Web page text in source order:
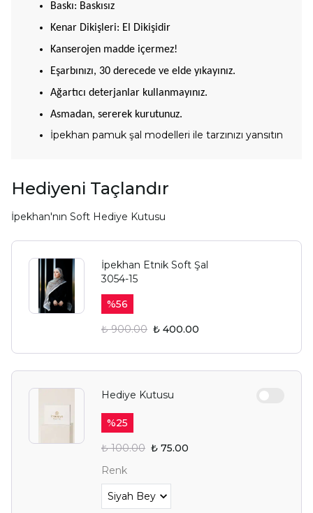
Baskı: Baskısız
Kenar Dikişleri: El Dikişidir
Kanserojen madde içermez!
Eşarbınızı, 30 derecede ve elde yıkayınız.
Ağartıcı deterjanlar kullanmayınız.
Asmadan, sererek kurutunuz.
İpekhan pamuk şal modelleri ile tarzınızı yansıtın
Hediyeni Taçlandır
İpekhan'nın Soft Hediye Kutusu
İpekhan Etnik Soft Şal
3054-15
%56
₺ 900.00 ₺ 400.00
Hediye Kutusu
%25
₺ 100.00 ₺ 75.00
Renk